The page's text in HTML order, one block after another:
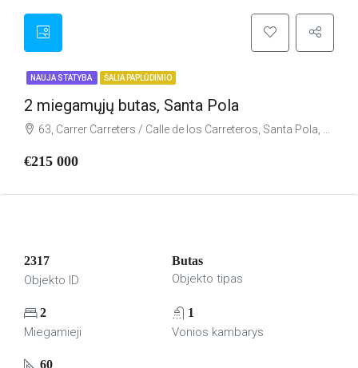
NAUJA STATYBA ŠALIA PAPLŪDIMIO
2 miegamųjų butas, Santa Pola
63, Carrer Carreters / Calle de los Carreteros, Santa Pola, el Baix Vinalopó, Alacant / Alicante, Comunitat Valenciana, 03130, España
€215 000
2317
Objekto ID
Butas
Objekto tipas
2
Miegamieji
1
Vonios kambarys
60